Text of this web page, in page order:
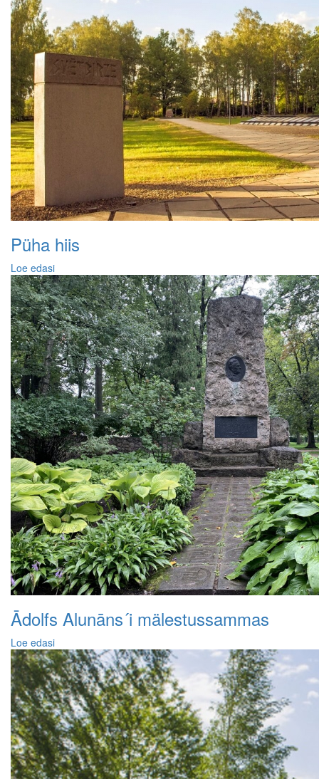
Püha hiis
Loe edasi
Ādolfs Alunāns´i mälestussammas
Loe edasi